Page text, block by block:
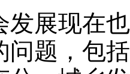
现在也
问题，包